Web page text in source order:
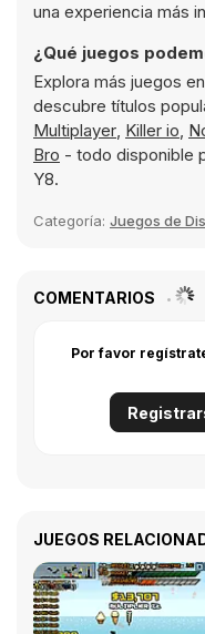
una experiencia más
¿Qué juegos
Explora más juegos
descubre títulos
Multiplayer, Killer io,
Bro - todo disponible
Y8.
Categoría: Juegos de
COMENTARIOS
Por favor
JUEGOS